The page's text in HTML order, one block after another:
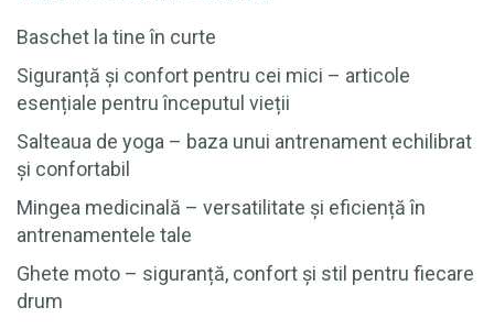
Baschet la tine în curte
Siguranță și confort pentru cei mici – articole
esențiale pentru începutul vieții
Salteaua de yoga – baza unui antrenament echilibrat
și confortabil
Mingea medicinală – versatilitate și eficiență în
antrenamentele tale
Ghete moto – siguranță, confort și stil pentru fiecare
drum